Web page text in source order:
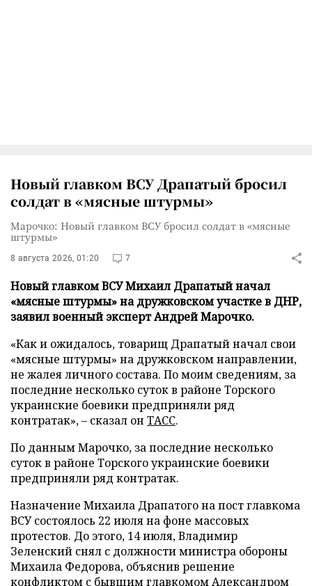
Новый главком ВСУ Драпатый бросил
солдат в «мясные штурмы»
Марочко: Новый главком ВСУ бросил солдат в «мясные
штурмы»
8 августа 2026, 01:20 7
Новый главком ВСУ Михаил Драпатый начал
«мясные штурмы» на дружковском участке в ДНР,
заявил военный эксперт Андрей Марочко.
«Как и ожидалось, товарищ Драпатый начал свои
«мясные штурмы» на дружковском направлении,
не жалея личного состава. По моим сведениям, за
последние несколько суток в районе Торского
украинские боевики предприняли ряд
контратак», – сказал он ТАСС.
По данным Марочко, за последние несколько
суток в районе Торского украинские боевики
предприняли ряд контратак.
Назначение Михаила Драпатого на пост главкома
ВСУ состоялось 22 июля на фоне массовых
протестов. До этого, 14 июля, Владимир
Зеленский снял с должности министра обороны
Михаила Федорова, объяснив решение
конфликтом с бывшим главкомом Александром